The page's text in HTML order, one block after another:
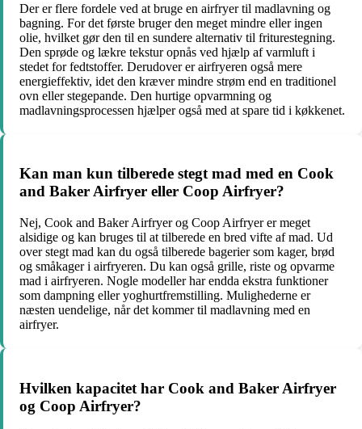
Der er flere fordele ved at bruge en airfryer til madlavning og
bagning. For det første bruger den meget mindre eller ingen
olie, hvilket gør den til en sundere alternativ til friturestegning.
Den sprøde og lækre tekstur opnås ved hjælp af varmluft i
stedet for fedtstoffer. Derudover er airfryeren også mere
energieffektiv, idet den kræver mindre strøm end en traditionel
ovn eller stegepande. Den hurtige opvarmning og
madlavningsprocessen hjælper også med at spare tid i køkkenet.
Kan man kun tilberede stegt mad med en Cook
and Baker Airfryer eller Coop Airfryer?
Nej, Cook and Baker Airfryer og Coop Airfryer er meget
alsidige og kan bruges til at tilberede en bred vifte af mad. Ud
over stegt mad kan du også tilberede bagerier som kager, brød
og småkager i airfryeren. Du kan også grille, riste og opvarme
mad i airfryeren. Nogle modeller har endda ekstra funktioner
som dampning eller yoghurtfremstilling. Mulighederne er
næsten uendelige, når det kommer til madlavning med en
airfryer.
Hvilken kapacitet har Cook and Baker Airfryer
og Coop Airfryer?